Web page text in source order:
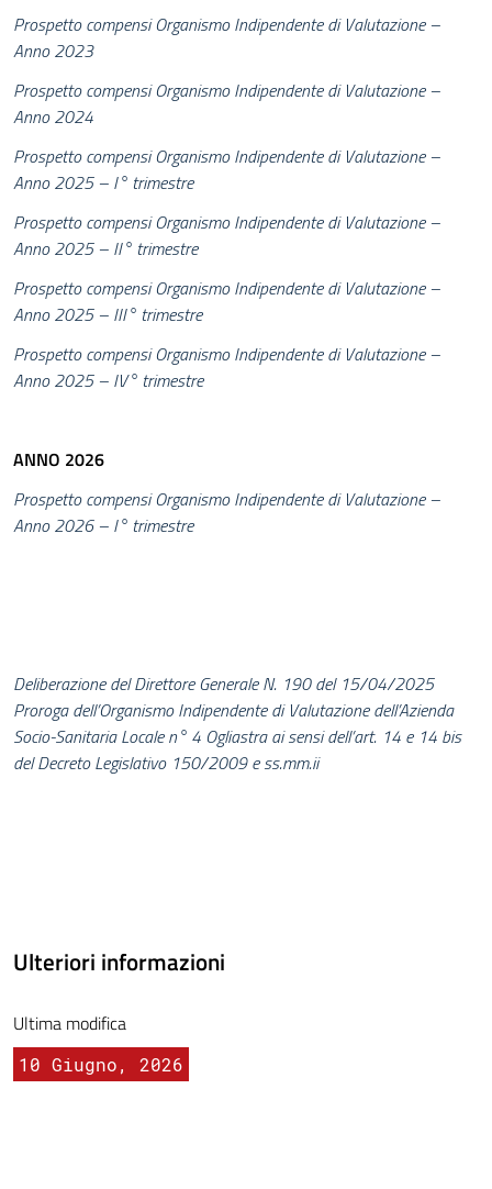
Prospetto compensi Organismo Indipendente di Valutazione –
Anno 2023
Prospetto compensi Organismo Indipendente di Valutazione –
Anno 2024
Prospetto compensi Organismo Indipendente di Valutazione –
Anno 2025 – I° trimestre
Prospetto compensi Organismo Indipendente di Valutazione –
Anno 2025 – II° trimestre
Prospetto compensi Organismo Indipendente di Valutazione –
Anno 2025 – III° trimestre
Prospetto compensi Organismo Indipendente di Valutazione –
Anno 2025 – IV° trimestre
ANNO 2026
Prospetto compensi Organismo Indipendente di Valutazione –
Anno 2026 – I° trimestre
Deliberazione del Direttore Generale N. 190 del 15/04/2025
Proroga dell’Organismo Indipendente di Valutazione dell’Azienda
Socio-SanitariaLocale n° 4 Ogliastra ai sensi dell’art. 14 e 14 bis
del Decreto Legislativo 150/2009 e ss.mm.ii
Ulteriori informazioni
Ultima modifica
10 Giugno, 2026